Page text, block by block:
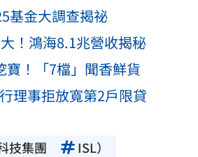
基金大調查揭祕
！鴻海8.1兆營收揭秘
寶！「7檔」聞香鮮貨
理事拒放寬第2戶限貸
技集團
ISL）